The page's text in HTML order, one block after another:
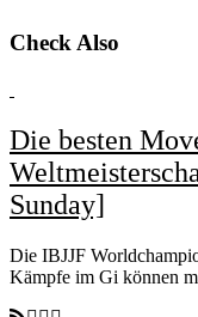
Check Also
Die besten
Sunday]
Die IBJJF
Kämpfe im Gi können